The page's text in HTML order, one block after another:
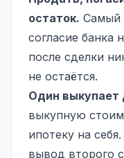
остаток. Самый
согласие банка
после сделки
не остаётся.
Один выкупает
выкупную
ипотеку на
вывод второго